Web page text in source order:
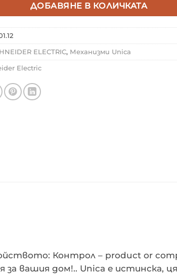
ДОБАВЯНЕ В КОЛИЧКАТА
ELECTRIC, Механизми Unica
Electric
Контрол – product or
вашия дом!.. Unica e истинска,